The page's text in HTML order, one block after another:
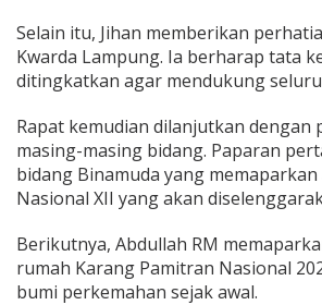
E
m
p
a
B
i
d
a
n
Selain itu, Jihan memberikan
Kwarda Lampung. Ia berharap tata
ditingkatkan agar mendukung
Rapat kemudian dilanjutkan
masing-masing bidang. Paparan
bidang Binamuda yang
Nasional XII yang akan
Berikutnya, Abdullah RM
rumah Karang Pamitran Nasional
bumi perkemahan sejak awal.